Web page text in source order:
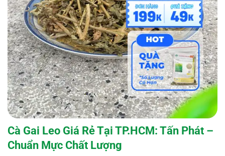
Cà Gai Leo Giá Rẻ Tại TP.HCM: Tấn Phát –
Chuẩn Mực Chất Lượng